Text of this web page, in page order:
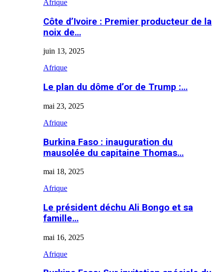
Afrique
Côte d’Ivoire : Premier producteur de la
noix de…
juin 13, 2025
Afrique
Le plan du dôme d’or de Trump :…
mai 23, 2025
Afrique
Burkina Faso : inauguration du
mausolée du capitaine Thomas…
mai 18, 2025
Afrique
Le président déchu Ali Bongo et sa
famille…
mai 16, 2025
Afrique